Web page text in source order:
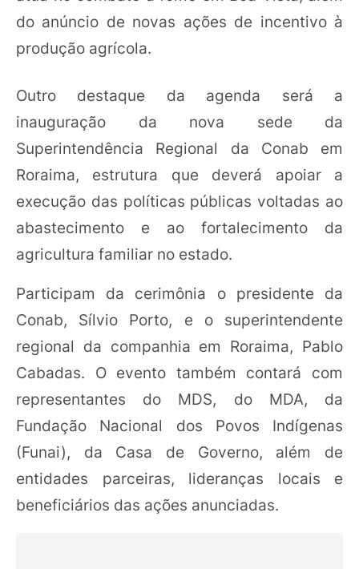
do anúncio de novas ações de incentivo à
produção agrícola.
Outro destaque da agenda será a
inauguração da nova sede da
Superintendência Regional da Conab em
Roraima, estrutura que deverá apoiar a
execução das políticas públicas voltadas ao
abastecimento e ao fortalecimento da
agricultura familiar no estado.
Participam da cerimônia o presidente da
Conab, Sílvio Porto, e o superintendente
regional da companhia em Roraima, Pablo
Cabadas. O evento também contará com
representantes do MDS, do MDA, da
Fundação Nacional dos Povos Indígenas
(Funai), da Casa de Governo, além de
entidades parceiras, lideranças locais e
beneficiários das ações anunciadas.